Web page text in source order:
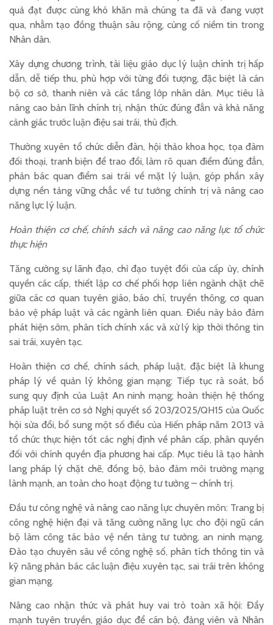
quả đạt được cùng khó khăn mà chúng ta đã và đang vượt
qua, nhằm tạo đồng thuận sâu rộng, củng cố niềm tin trong
Nhân dân.
Xây dựng chương trình, tài liệu giáo dục lý luận chính trị hấp
dẫn, dễ tiếp thu, phù hợp với từng đối tượng, đặc biệt là cán
bộ cơ sở, thanh niên và các tầng lớp nhân dân. Mục tiêu là
nâng cao bản lĩnh chính trị, nhận thức đúng đắn và khả năng
cảnh giác trước luận điệu sai trái, thù địch.
Thường xuyên tổ chức diễn đàn, hội thảo khoa học, tọa đàm
đối thoại, tranh biện để trao đổi, làm rõ quan điểm đúng đắn,
phản bác quan điểm sai trái về mặt lý luận, góp phần xây
dựng nền tảng vững chắc về tư tưởng chính trị và nâng cao
năng lực lý luận.
Hoàn thiện cơ chế, chính sách và nâng cao năng lực tổ chức
thực hiện
Tăng cường sự lãnh đạo, chỉ đạo tuyệt đối của cấp ủy, chính
quyền các cấp, thiết lập cơ chế phối hợp liên ngành chặt chẽ
giữa các cơ quan tuyên giáo, báo chí, truyền thông, cơ quan
bảo vệ pháp luật và các ngành liên quan. Điều này bảo đảm
phát hiện sớm, phân tích chính xác và xử lý kịp thời thông tin
sai trái, xuyên tạc.
Hoàn thiện cơ chế, chính sách, pháp luật, đặc biệt là khung
pháp lý về quản lý không gian mạng: Tiếp tục rà soát, bổ
sung quy định của Luật An ninh mạng; hoàn thiện hệ thống
pháp luật trên cơ sở Nghị quyết số 203/2025/QH15 của Quốc
hội sửa đổi, bổ sung một số điều của Hiến pháp năm 2013 và
tổ chức thực hiện tốt các nghị định về phân cấp, phân quyền
đối với chính quyền địa phương hai cấp. Mục tiêu là tạo hành
lang pháp lý chặt chẽ, đồng bộ, bảo đảm môi trường mạng
lành mạnh, an toàn cho hoạt động tư tưởng – chính trị.
Đầu tư công nghệ và nâng cao năng lực chuyên môn: Trang bị
công nghệ hiện đại và tăng cường năng lực cho đội ngũ cán
bộ làm công tác bảo vệ nền tảng tư tưởng, an ninh mạng.
Đào tạo chuyên sâu về công nghệ số, phân tích thông tin và
kỹ năng phản bác các luận điệu xuyên tạc, sai trái trên không
gian mạng.
Nâng cao nhận thức và phát huy vai trò toàn xã hội: Đẩy
mạnh tuyên truyền, giáo dục để cán bộ, đảng viên và Nhân